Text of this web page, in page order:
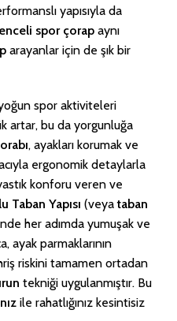
yapısıyla da
spor çorap aynı
arayanlar için de şık bir
spor aktiviteleri
artar, bu da yorgunluğa
, ayakları korumak ve
ergonomik detaylarla
konforu veren ve
Taban Yapısı (veyataban
her adımda yumuşak ve
ayak parmaklarının
riskini tamamen ortadan
tekniği uygulanmıştır. Bu
ile rahatlığınız kesintisiz